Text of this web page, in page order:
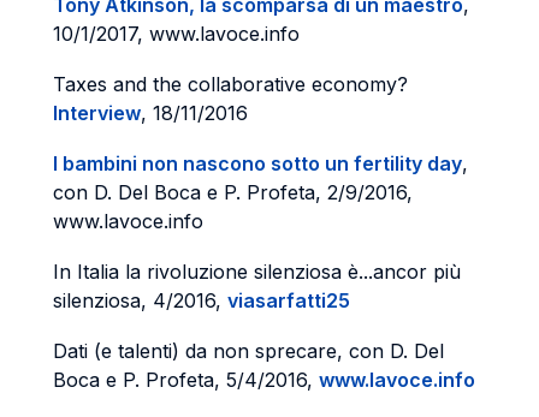
Tony Atkinson, la scomparsa di un maestro,
10/1/2017, www.lavoce.info
Taxes and the collaborative economy?
Interview, 18/11/2016
I bambini non nascono sotto un fertility day,
con D. Del Boca e P. Profeta, 2/9/2016,
www.lavoce.info
In Italia la rivoluzione silenziosa è...ancor più
silenziosa, 4/2016, viasarfatti25
Dati (e talenti) da non sprecare, con D. Del
Boca e P. Profeta, 5/4/2016, www.lavoce.info